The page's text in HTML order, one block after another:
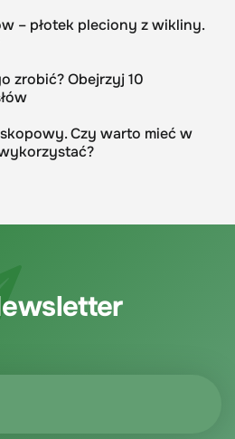
– płotek pleciony z wikliny.
zrobić? Obejrzyj 10
Czy warto mieć w